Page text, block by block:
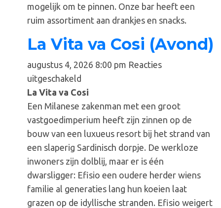
mogelijk om te pinnen. Onze bar heeft een
ruim assortiment aan drankjes en snacks.
La Vita va Cosi (Avond)
augustus 4, 2026 8:00 pm Reacties
uitgeschakeld
La
Vita
va
Cosi
(Avond)
La Vita va Cosi
Een Milanese zakenman met een groot
vastgoedimperium heeft zijn zinnen op de
bouw van een luxueus resort bij het strand van
een slaperig Sardinisch dorpje. De werkloze
inwoners zijn dolblij, maar er is één
dwarsligger: Efisio een oudere herder wiens
familie al generaties lang hun koeien laat
grazen op de idyllische stranden. Efisio weigert